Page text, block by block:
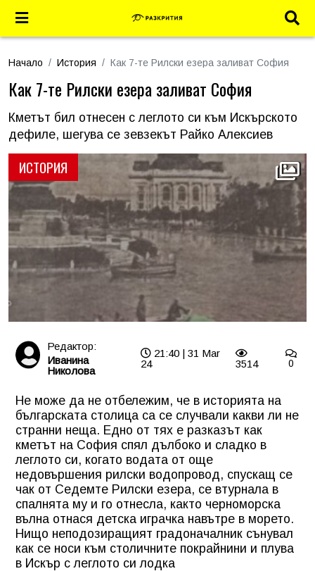
Начало История Как 7-те Рилски езера заливат София
ИСТОРИЯ
Как 7-те Рилски езера заливат София
Кметът бил отнесен с леглото си към Искърското
дефиле, шегува се зевзекът Райко Алексиев
Редактор:
Иванина
Николова
21:40 | 31 Mar
24
3514 0
Не може да не отбележим, че в историята на
българската столица са се случвали какви ли не
странни неща. Едно от тях е разказът как
кметът на София спял дълбоко и сладко в
леглото си, когато водата от още
недовършения рилски водопровод, спускащ се
чак от Седемте Рилски езера, се втурнала в
спалнята му и го отнесла, както черноморска
вълна отнася детска играчка навътре в морето.
Нищо неподозиращият градоначалник сънувал
как се носи към столичните покрайнини и плува
в Искър с леглото си лодка